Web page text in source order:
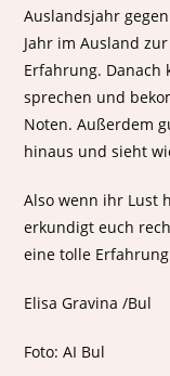
Auslandsjahr
Jahr im Ausland
Erfahrung. Danach
sprechen und
Noten. Außerdem
hinaus und sieht
Also wenn ihr Lust
erkundigt euch
eine tolle
Elisa Gravina /Bul
Foto: AI Bul